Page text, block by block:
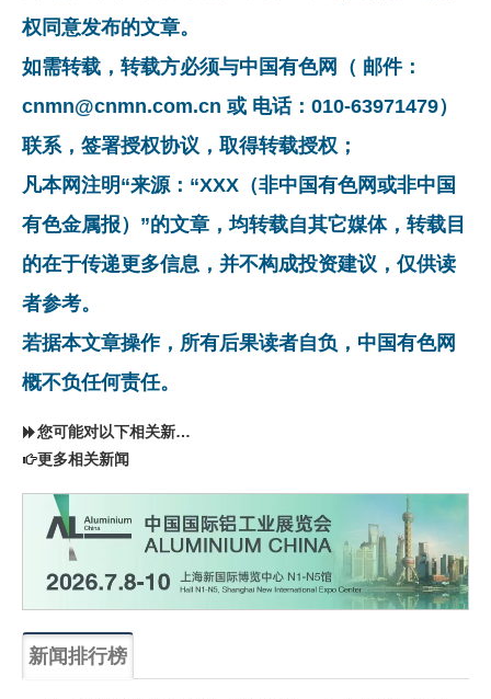
权同意发布的文章。
如需转载，转载方必须与中国有色网（ 邮件：
cnmn@cnmn.com.cn 或 电话：010-63971479）
联系，签署授权协议，取得转载授权；
凡本网注明“来源：“XXX（非中国有色网或非中国
有色金属报）”的文章，均转载自其它媒体，转载目
的在于传递更多信息，并不构成投资建议，仅供读
者参考。
若据本文章操作，所有后果读者自负，中国有色网
概不负任何责任。
您可能对以下相关新闻同样感兴趣
更多相关新闻
新闻排行榜